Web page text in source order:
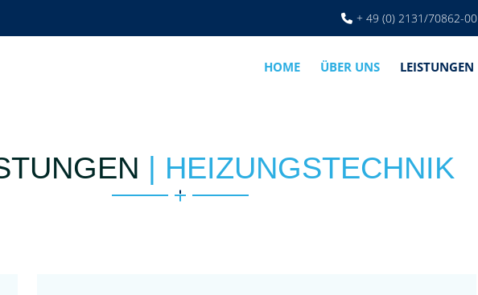
+ 49 (0) 2131/70862-00
HOME ÜBER UNS LEISTUNGEN
| HEIZUNGSTECHNIK